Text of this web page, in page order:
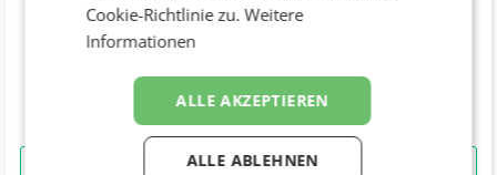
Telefonnummer
+0664 (60) 70058 (655)
Petra Ossmannkontaktieren
Cookie-Richtlinie zu.Weitere
Informationen
ALLE AKZEPTIEREN
ALLE ABLEHNEN